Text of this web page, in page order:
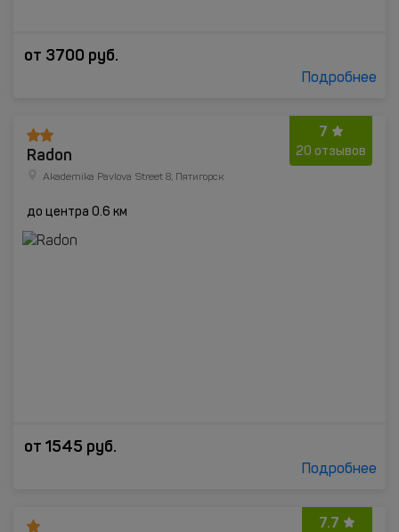
от 3700 руб.
Подробнее
7
20 отзывов
Radon
Akademika Pavlova Street 8, Пятигорск
до центра 0.6 км
от 1545 руб.
Подробнее
7.7